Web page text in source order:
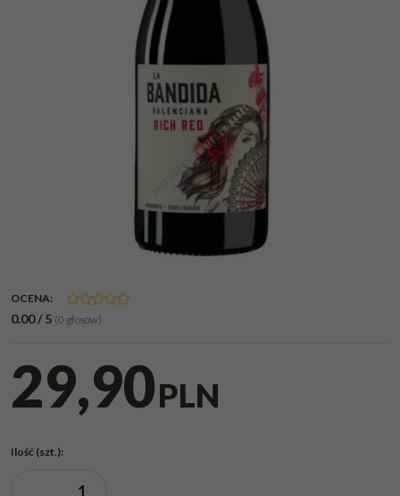
OCENA:
0.00/5 (0 głosów)
29,90PLN
Ilość (szt.):